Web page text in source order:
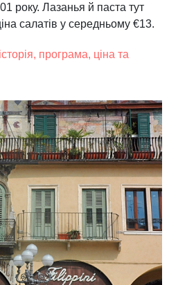
року. Лазанья й паста тут
салатів у середньому €13.
програма, ціна та